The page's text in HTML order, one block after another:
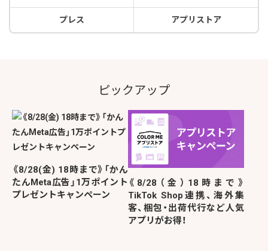
プレス アプリストア
ピックアップ
《8/28(金) 18時まで》「かん
たんMeta広告」1万ポイント
プレゼントキャンペーン
《8/28（金）18時まで》
TikTok Shop連携、海外集
客、梱包・出荷代行など人気
アプリがお得！